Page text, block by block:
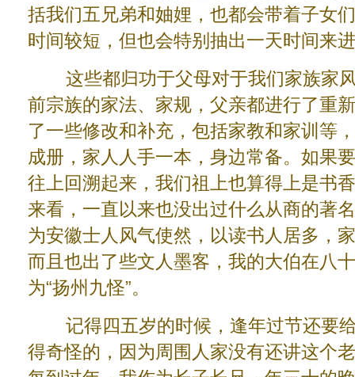
括我们五兄弟和妯娌，也都会带着子女
时间较短，但也会特别抽出一天时间来
这些都归功于父母对于我们家族家风
前宗族的家法、家规，父亲都进行了重
了一些修改和补充，包括家教和家训等
成册，家人人手一本，身边常备。如果
往上回溯起来，我们祖上也算得上是书
来看，一直以来也没出过什么从商的著
为安徽士人风气使然，以读书人居多，
而且也出了些文人墨客，我的大伯在八
为“扬州九怪”。
记得四五岁的时候，逢年过节还要给
得奇怪的，因为周围人家没有还讲这个